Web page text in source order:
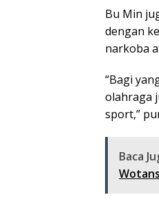
Bu Min
dengan
narkoba
“Bagi
olahraga
sport,”
Baca